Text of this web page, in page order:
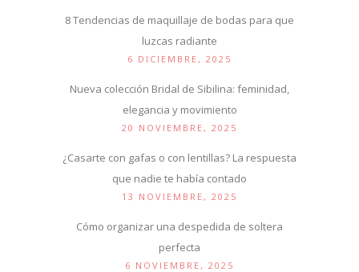
8 Tendencias de maquillaje de bodas para que
luzcas radiante
6 DICIEMBRE, 2025
Nueva colección Bridal de Sibilina: feminidad,
elegancia y movimiento
20 NOVIEMBRE, 2025
¿Casarte con gafas o con lentillas? La respuesta
que nadie te había contado
13 NOVIEMBRE, 2025
Cómo organizar una despedida de soltera
perfecta
6 NOVIEMBRE, 2025